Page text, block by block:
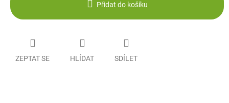
Přidat do košíku
ZEPTAT SE HLÍDAT SDÍLET